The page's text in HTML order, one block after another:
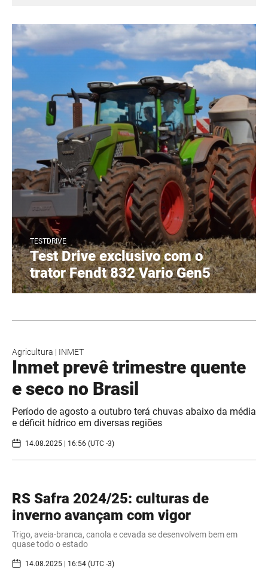
TESTDRIVE
Test Drive exclusivo com o
trator Fendt 832 Vario Gen5
Agricultura | INMET
Inmet prevê trimestre quente
e seco no Brasil
Período de agosto a outubro terá chuvas abaixo da média
e déficit hídrico em diversas regiões
14.08.2025 | 16:56 (UTC -3)
RS Safra 2024/25: culturas de
inverno avançam com vigor
Trigo, aveia-branca, canola e cevada se desenvolvem bem em
quase todo o estado
14.08.2025 | 16:54 (UTC -3)